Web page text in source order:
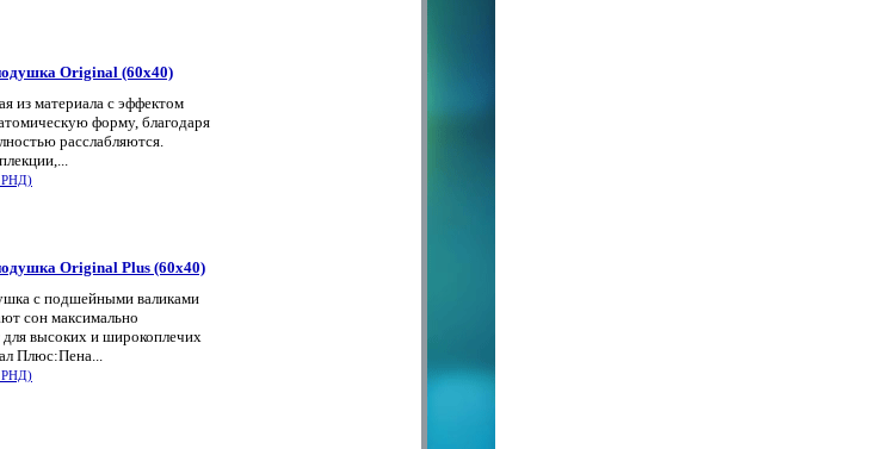
Original (60x40)
из материала с эффектом
форму, благодаря
расслабляются.
РНД)
Original Plus (60x40)
с подшейными валиками
сон максимально
высоких и широкоплечих
Плюс:Пена...
РНД)